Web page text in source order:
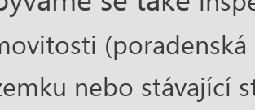
nebo stávající